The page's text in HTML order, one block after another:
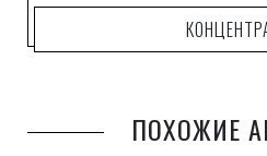
ПОХОЖИЕ